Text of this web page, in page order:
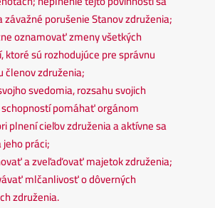
závažné porušenie Stanov združenia;
oznamovať zmeny všetkých
ktoré sú rozhodujúce pre správnu
členov združenia;
svedomia, rozsahu svojich
pomáhať orgánom
plnení cieľov združenia a aktívne sa
práci;
a zveľaďovať majetok združenia;
mlčanlivosť o dôverných
združenia.